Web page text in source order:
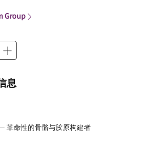
Group
息
命性的骨骼与胶原构建者